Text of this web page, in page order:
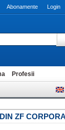
Abonamente Login
Profesii
ZF